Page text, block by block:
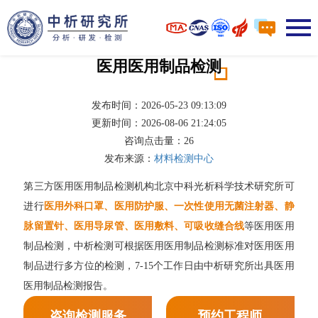
医用医用制品检测
发布时间：2026-05-23 09:13:09
更新时间：2026-08-06 21:24:05
咨询点击量： 26
发布来源： 材料检测中心
第三方医用医用制品检测机构北京中科光析科学技术研究所可
进行医用外科口罩、医用防护服、一次性使用无菌注射器、静
脉留置针、医用导尿管、医用敷料、可吸收缝合线等医用医用
制品检测，中析检测可根据医用医用制品检测标准对医用医用
制品进行多方位的检测，7-15个工作日由中析研究所出具医用
医用制品检测报告。